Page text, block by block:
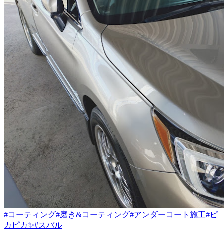
#コーティング#磨き&コーティング#アンダーコート施工#ピ
カピカ✨#スバル